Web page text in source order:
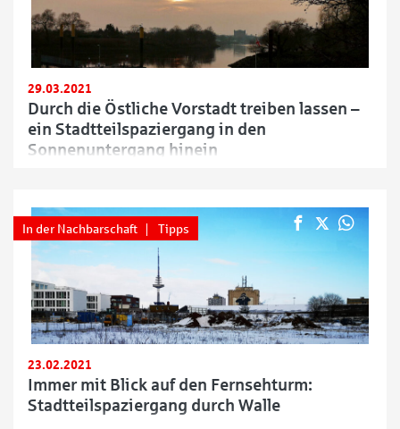
29.03.2021
Durch die Östliche Vorstadt treiben lassen –
ein Stadtteilspaziergang in den
Sonnenuntergang hinein
In der Nachbarschaft Tipps
23.02.2021
Immer mit Blick auf den Fernsehturm:
Stadtteilspaziergang durch Walle